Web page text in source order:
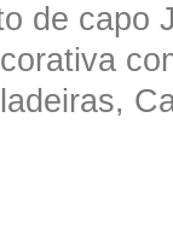
de